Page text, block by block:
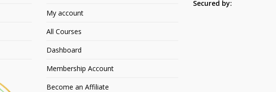
My account
All Courses
Dashboard
Membership Account
Become an Affiliate
Secured by: